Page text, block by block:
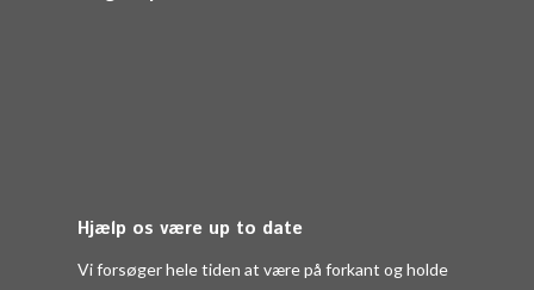
Hjælp os være up to date
Vi forsøger hele tiden at være på forkant og holde